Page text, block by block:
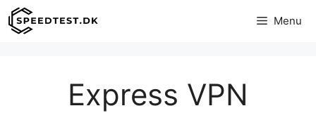
Hop
til
Menu
Express VPN